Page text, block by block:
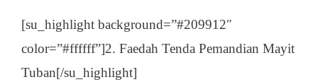
[su_highlight background=”#209912″
color=”#ffffff”]2. Faedah Tenda Pemandian Mayit
Tuban[/su_highlight]